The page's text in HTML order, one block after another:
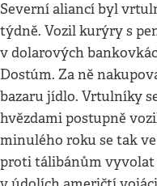
Severní aliancí byl
týdně. Vozil kurýry s
v dolarových
Dostúm. Za ně
bazaru jídlo. Vrtulníky
hvězdami postupně
minulého roku se tak
proti tálibánům vyvolat